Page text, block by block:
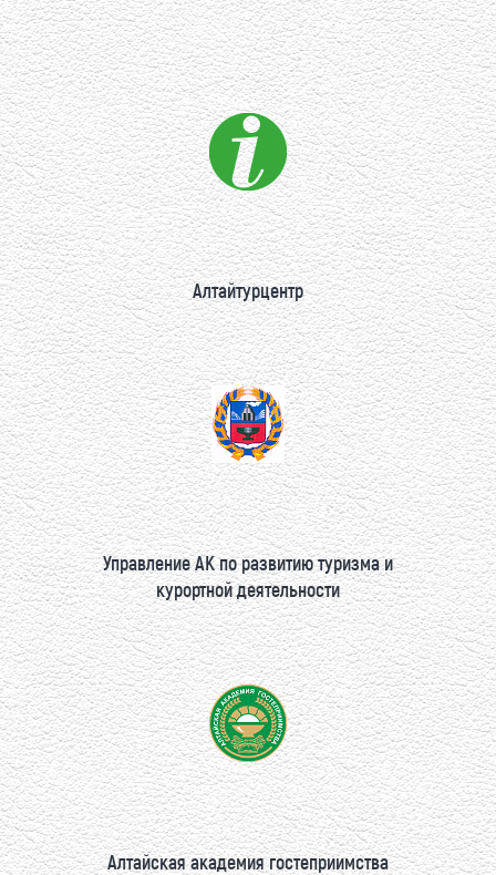
Алтайтурцентр
Управление АК по развитию туризма и
курортной деятельности
Алтайская академия гостеприимства